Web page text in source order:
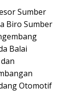
Sumber
Biro Sumber
Balai
Otomotif